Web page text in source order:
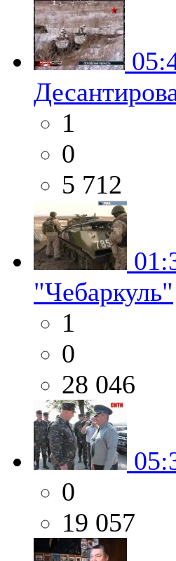
1
0
5 712
"Чебаркуль"
1
0
28 046
0
19 057